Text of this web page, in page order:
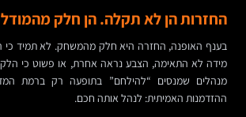
החזרות הן לא תקלה. הן חלק מהמודל
בענף האופנה, החזרה היא חלק מהמשחק. לא תמיד כי
מידה לא התאימה, הצבע נראה אחרת, או פשוט כי
מנהלים שמנסים “להילחם” בתופעה רק ברמת
ההזדמנות האמיתית: לנהל אותה חכם.